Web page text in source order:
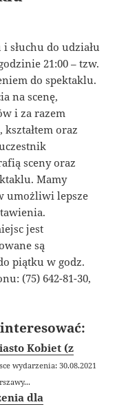
słuchu do udziału
21:00 – tzw.
do spektaklu.
na scenę,
i za razem
kształtem oraz
sceny oraz
Mamy
umożliwi lepsze
jest
są
piątku w godz.
(75) 642-81-30,
Kobiet (z
wydarzenia: 30.08.2021
dla